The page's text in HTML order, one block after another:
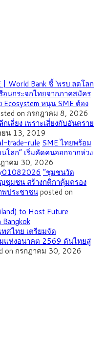
| World Bank ชี้ ‘พรบ.ลดโลก
อนกระจกไทยจากภาคสมัคร
หนุน SME ต้อง
on กรกฎาคม 8, 2026
เลี่ยง เพราะเสี่ยงกับอันตราย
ยน 13, 2019
SME ไทยพร้อม
โลก” เริ่มคัดคนออกจากห่วง
าคม 30, 2026
”ชุมชนวัด
ชุมชน สร้างกติกาคุ้มครอง
ประชาชนposted on
ทศไทย เตรียมจัด
แห่งอนาคต 2569 ดันไทยสู่
on กรกฎาคม 30, 2026